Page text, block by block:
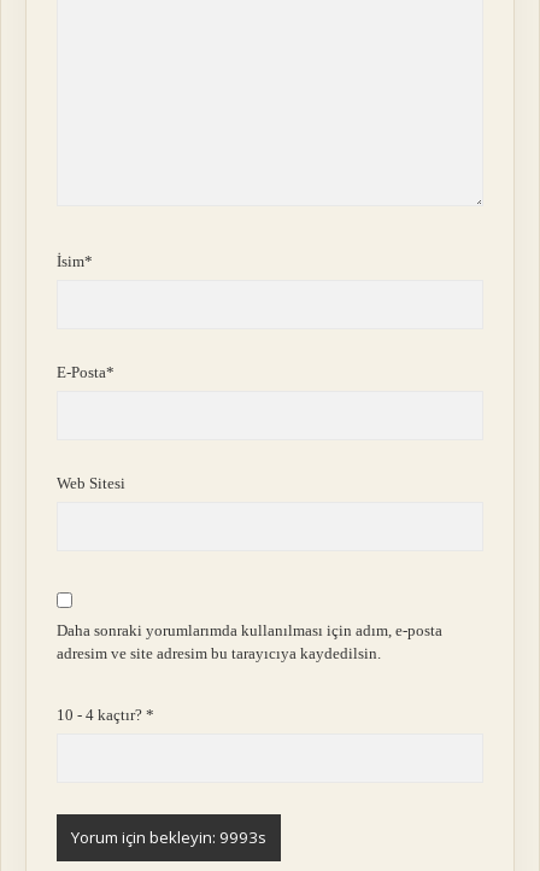
İsim*
E-Posta*
Web Sitesi
Daha sonraki yorumlarımda kullanılması için adım, e-posta
adresim ve site adresim bu tarayıcıya kaydedilsin.
10 - 4 kaçtır?*